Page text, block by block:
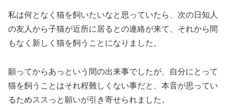
私は何となく猫を飼いたいなと思っていたら、次の日知人
の友人から子猫が近所に居るとの連絡が来て、それから間
もなく新しく猫を飼うことになりました。
願ってからあっという間の出来事でしたが、自分にとって
猫を飼うことはそれ程難しくない事だと、本音が思ってい
るためススっと願いが引き寄せられました。